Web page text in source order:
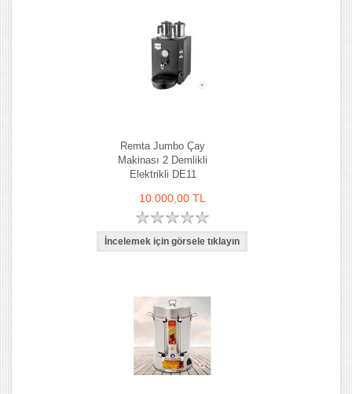
Remta Jumbo Çay
Makinası 2 Demlikli
Elektrikli DE11
10.000,00 TL